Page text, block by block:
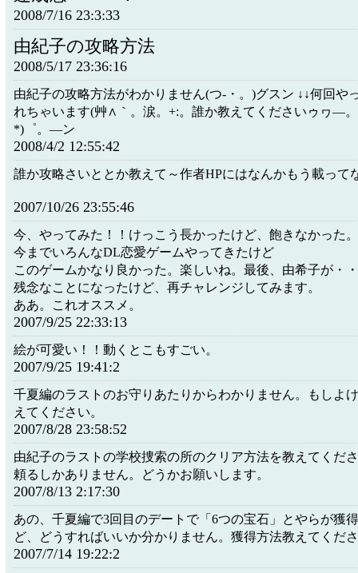
2008/7/16 23:3:33
由紀子の攻略方法
2008/5/17 23:36:16
由紀子の攻略方法がわかりません(つ-・。)グスン ↓↓何回や
れちゃいます(艸∧｀。涙。+:。誰か教えてくださいゥヮ―
*)゜。―ン
2008/4/2 12:55:42
誰か攻略さいととか教えて～作者HPにはなんかもう載って
2007/10/26 23:55:46
今、やってみた！！けっこう長かったけど、飽きなかった。
今までいろんなDL恋愛ゲームやってきたけど
このゲームかなり良かった。楽しいね。最後、由希子が・
残念なことになったけど、再チャレンジしてみます。
ああ。これオススメ。
2007/9/25 22:33:13
絵が可愛い！！動くとこもすごい。
2007/9/25 19:41:2
千夏編のラストのお守りあたりからわかりません。もしよ
えてください。
2007/8/28 23:58:52
由紀子のラストの学校捜索の所のクリア方法を教えてくだ
頼るしかありません。どうかお願いします。
2007/8/13 2:17:30
あの、千夏編で3回目のデートで「6つの宝石」とやらが獲
ど、どうすればいいか分かりません。獲得方法教えてくだ
2007/7/14 19:22:2